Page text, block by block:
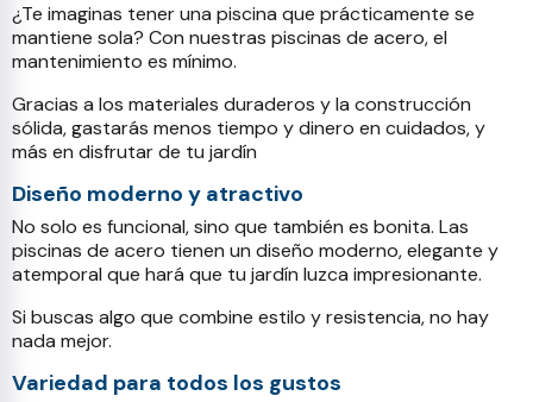
¿Te imaginas tener una piscina que prácticamente se
mantiene sola? Con nuestras piscinas de acero, el
mantenimiento es mínimo.
Gracias a los materiales duraderos y la construcción
sólida, gastarás menos tiempo y dinero en cuidados, y
más en disfrutar de tu jardín
Diseño moderno y atractivo
No solo es funcional, sino que también es bonita. Las
piscinas de acero tienen un diseño moderno, elegante y
atemporal que hará que tu jardín luzca impresionante.
Si buscas algo que combine estilo y resistencia, no hay
nada mejor.
Variedad para todos los gustos